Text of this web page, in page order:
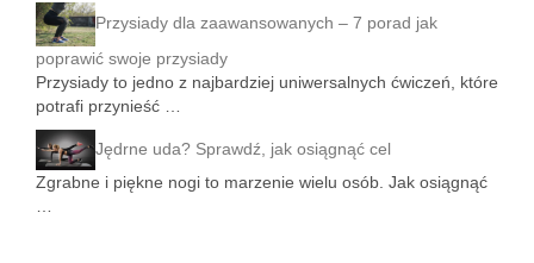
Przysiady dla zaawansowanych – 7 porad jak
poprawić swoje przysiady
Przysiady to jedno z najbardziej uniwersalnych ćwiczeń, które
potrafi przynieść …
Jędrne uda? Sprawdź, jak osiągnąć cel
Zgrabne i piękne nogi to marzenie wielu osób. Jak osiągnąć